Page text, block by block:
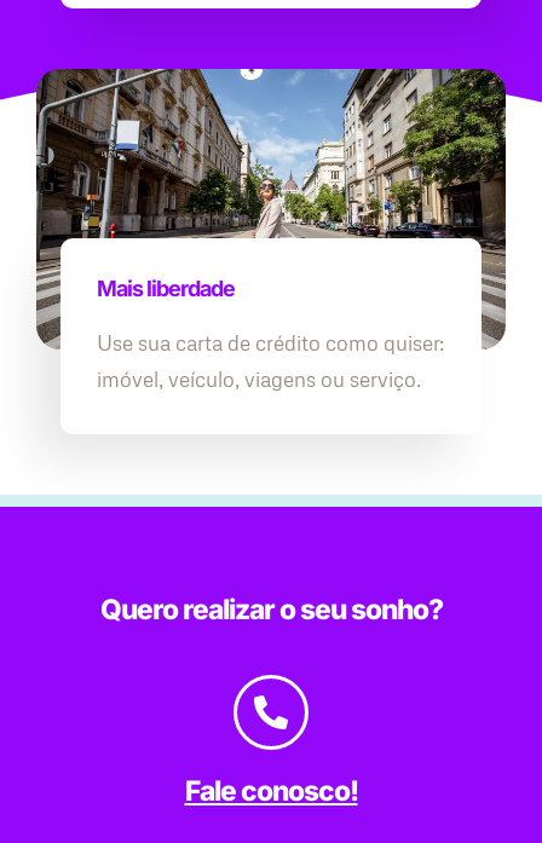
Mais liberdade
Use sua carta de crédito como quiser:
imóvel, veículo, viagens ou serviço.
Quero realizar o seu sonho?
Fale conosco!